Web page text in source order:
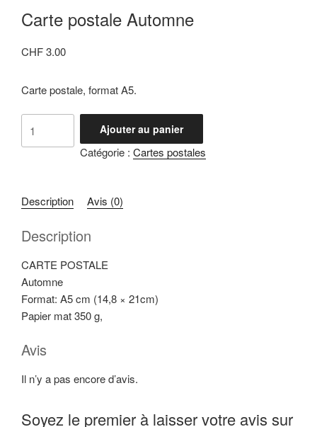
Carte postale Automne
CHF3.00
Carte postale, format A5.
Ajouter au panier
Catégorie : Cartes postales
Description Avis (0)
Description
CARTE POSTALE
Automne
Format: A5 cm (14,8 × 21cm)
Papier mat 350 g,
Avis
Il n’y a pas encore d’avis.
Soyez le premier à laisser votre avis sur